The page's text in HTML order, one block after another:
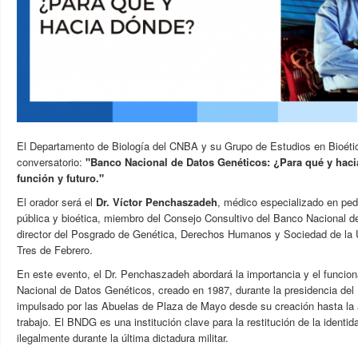
El Departamento de Biología del CNBA y su Grupo de Estudios en
conversatorio: "Banco Nacional de Datos Genéticos: ¿Para qué y
función y futuro."
El orador será el Dr. Víctor Penchaszadeh, médico especializado en
pública y bioética, miembro del Consejo Consultivo del Banco Nacional
director del Posgrado de Genética, Derechos Humanos y Sociedad de la
Tres de Febrero.
En este evento, el Dr. Penchaszadeh abordará la importancia y el
Nacional de Datos Genéticos, creado en 1987, durante la presidencia
impulsado por las Abuelas de Plaza de Mayo desde su creación hasta
trabajo. El BNDG es una institución clave para la restitución de la
ilegalmente durante la última dictadura militar.